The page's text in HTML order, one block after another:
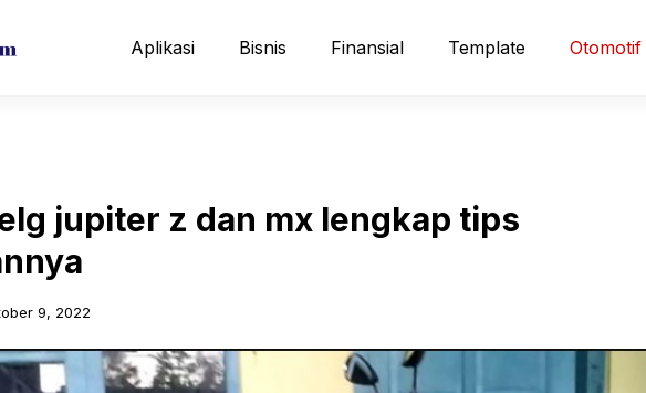
Aplikasi Bisnis Finansial Template Otomotif
jupiter z dan mx lengkap tips
9, 2022